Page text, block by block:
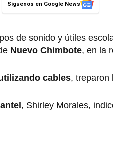
Síguenos en Google News
de sonido y útiles
Nuevo Chimbote, en la
cables, treparon
, Shirley Morales,